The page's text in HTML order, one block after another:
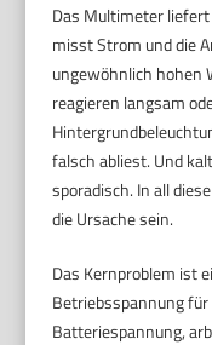
Das Multimeter
misst Strom und die
ungewöhnlich hohen
reagieren langsam
falsch abliest. Und
sporadisch. In all
die Ursache sein.
Das Kernproblem ist
Betriebsspannung
Batteriespannung,